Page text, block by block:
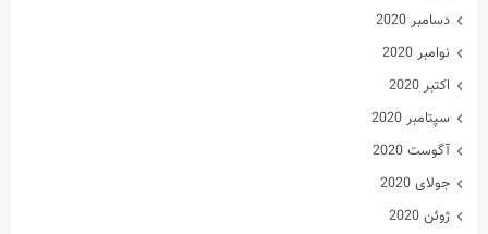
دسامبر 2020
نوامبر 2020
اکتبر 2020
سپتامبر 2020
آگوست 2020
جولای 2020
ژوئن 2020